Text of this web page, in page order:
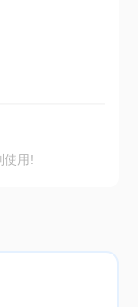
使用!